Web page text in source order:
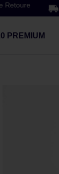
Retoure
PREMIUM